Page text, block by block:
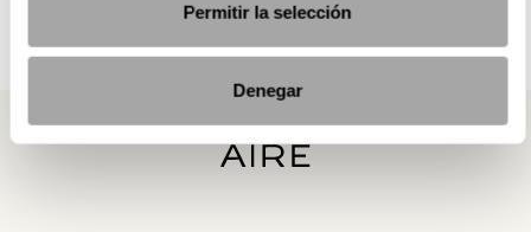
Permitir la selección
Denegar